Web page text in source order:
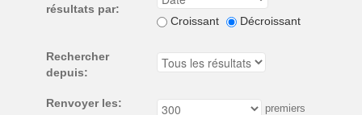
résultats par:
Croissant
Décroissant
Rechercher
depuis:
Renvoyer les: premiers